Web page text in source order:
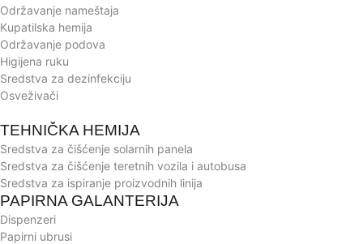
Održavanje nameštaja
Kupatilska hemija
Održavanje podova
Higijena ruku
Sredstva za dezinfekciju
Osveživači
TEHNIČKA HEMIJA
Sredstva za čišćenje solarnih panela
Sredstva za čišćenje teretnih vozila i autobusa
Sredstva za ispiranje proizvodnih linija
PAPIRNA GALANTERIJA
Dispenzeri
Papirni ubrusi